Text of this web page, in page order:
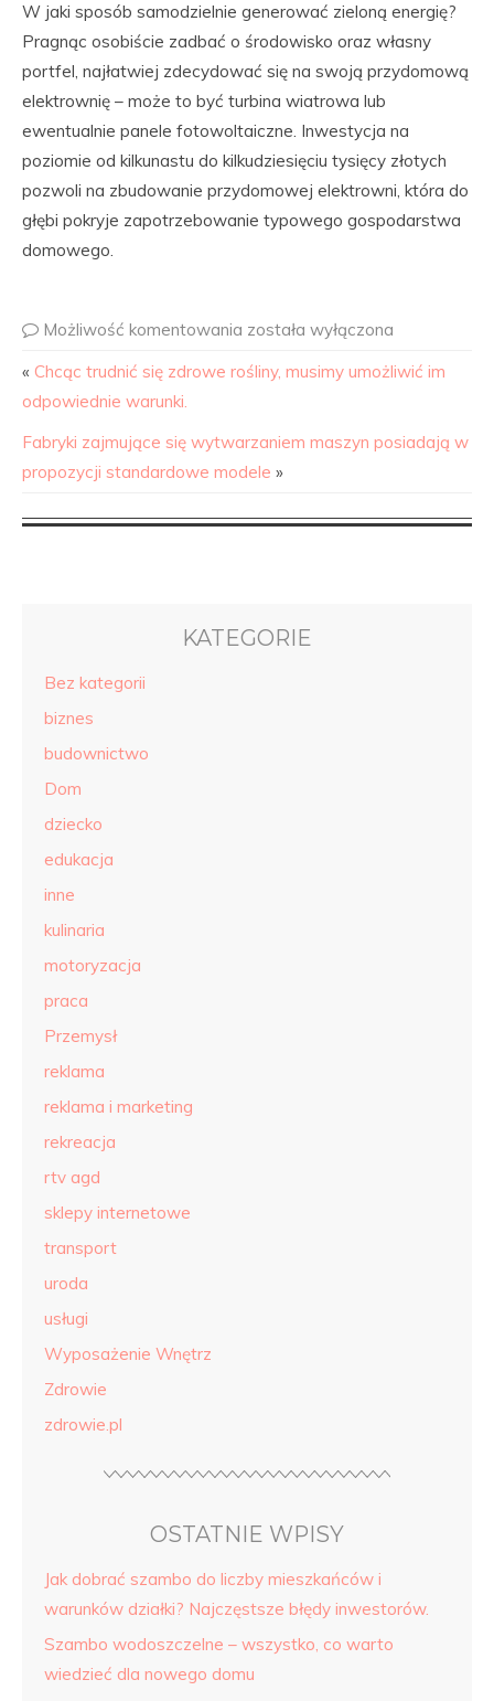
W jaki sposób samodzielnie generować zieloną energię?
Pragnąc osobiście zadbać o środowisko oraz własny
portfel, najłatwiej zdecydować się na swoją przydomową
elektrownię – może to być turbina wiatrowa lub
ewentualnie panele fotowoltaiczne. Inwestycja na
poziomie od kilkunastu do kilkudziesięciu tysięcy złotych
pozwoli na zbudowanie przydomowej elektrowni, która do
głębi pokryje zapotrzebowanie typowego gospodarstwa
domowego.
Możliwość komentowania została wyłączona
« Chcąc trudnić się zdrowe rośliny, musimy umożliwić im
odpowiednie warunki.
Fabryki zajmujące się wytwarzaniem maszyn posiadają w
propozycji standardowe modele »
KATEGORIE
Bez kategorii
biznes
budownictwo
Dom
dziecko
edukacja
inne
kulinaria
motoryzacja
praca
Przemysł
reklama
reklama i marketing
rekreacja
rtv agd
sklepy internetowe
transport
uroda
usługi
Wyposażenie Wnętrz
Zdrowie
zdrowie.pl
OSTATNIE WPISY
Jak dobrać szambo do liczby mieszkańców i
warunków działki? Najczęstsze błędy inwestorów.
Szambo wodoszczelne – wszystko, co warto
wiedzieć dla nowego domu